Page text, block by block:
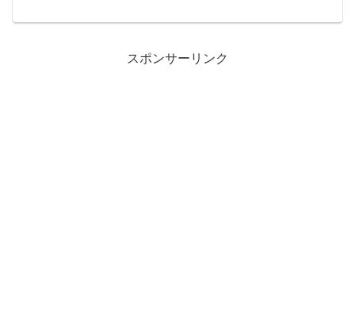
スポンサーリンク